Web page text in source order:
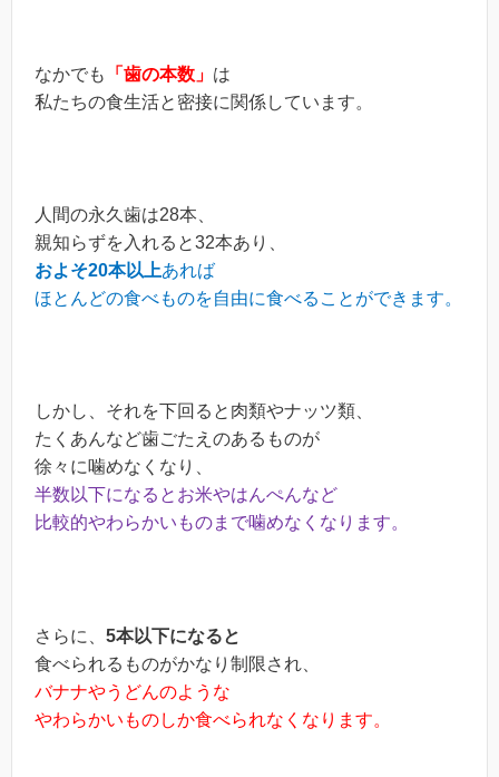
なかでも 「歯の本数」 は
私たちの食生活と密接に関係しています。
人間の永久歯は28本、
親知らずを入れると32本あり、
およそ20本以上あれば
ほとんどの食べものを自由に食べることができます。
しかし、それを下回ると肉類やナッツ類、
たくあんなど歯ごたえのあるものが
徐々に噛めなくなり、
半数以下になるとお米やはんぺんなど
比較的やわらかいものまで噛めなくなります。
さらに、 5本以下になると
食べられるものがかなり制限され、
バナナやうどんのような
やわらかいものしか食べられなくなります。